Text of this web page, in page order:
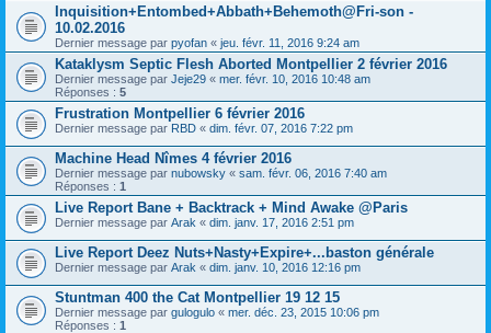
Inquisition+Entombed+Abbath+Behemoth@Fri-son -
10.02.2016
Dernier message par pyofan « jeu. févr. 11, 2016 9:24 am
Kataklysm Septic Flesh Aborted Montpellier 2 février 2016
Dernier message par Jeje29 « mer. févr. 10, 2016 10:48 am
Réponses : 5
Frustration Montpellier 6 février 2016
Dernier message par RBD « dim. févr. 07, 2016 7:22 pm
Machine Head Nîmes 4 février 2016
Dernier message par nubowsky « sam. févr. 06, 2016 7:40 am
Réponses : 1
Live Report Bane + Backtrack + Mind Awake @Paris
Dernier message par Arak « dim. janv. 17, 2016 2:51 pm
Live Report Deez Nuts+Nasty+Expire+...baston générale
Dernier message par Arak « dim. janv. 10, 2016 12:16 pm
Stuntman 400 the Cat Montpellier 19 12 15
Dernier message par gulogulo « mer. déc. 23, 2015 10:06 pm
Réponses : 1